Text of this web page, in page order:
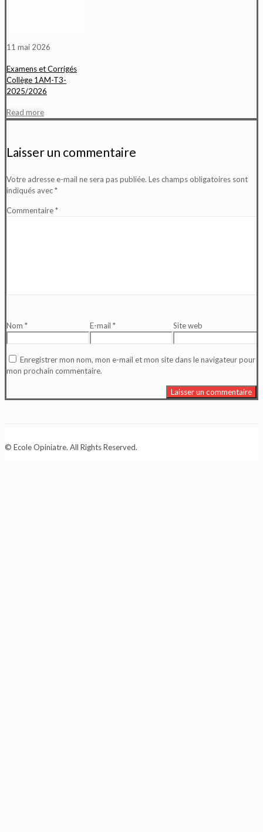
11 mai 2026
Examens et Corrigés
Collège 1AM-T3-
2025/2026
Read more
Laisser un commentaire
Votre adresse e-mail ne sera pas publiée. Les champs obligatoires sont
indiqués avec*
Commentaire*
Nom * E-mail * Site web
Enregistrer mon nom, mon e-mail et mon site dans le navigateur pour
mon prochain commentaire.
© Ecole Opiniatre. All Rights Reserved.